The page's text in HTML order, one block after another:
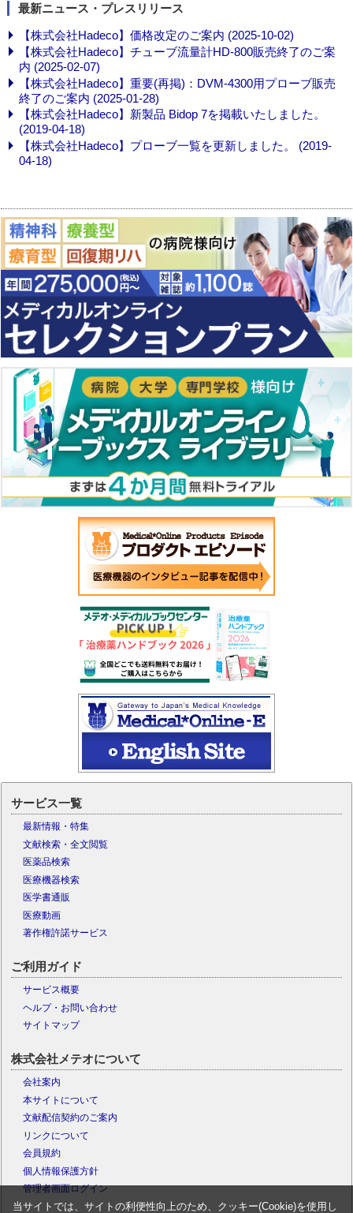
最新ニュース・プレスリリース
【株式会社Hadeco】価格改定のご案内 (2025-10-02)
【株式会社Hadeco】チューブ流量計HD-800販売終了のご案
内 (2025-02-07)
【株式会社Hadeco】重要(再掲)：DVM-4300用プローブ販売
終了のご案内 (2025-01-28)
【株式会社Hadeco】新製品 Bidop 7を掲載いたしました。
(2019-04-18)
【株式会社Hadeco】プローブ一覧を更新しました。 (2019-
04-18)
サービス一覧
最新情報・特集
文献検索・全文閲覧
医薬品検索
医療機器検索
医学書通販
医療動画
著作権許諾サービス
ご利用ガイド
サービス概要
ヘルプ・お問い合わせ
サイトマップ
株式会社メテオについて
会社案内
本サイトについて
文献配信契約のご案内
リンクについて
会員規約
個人情報保護方針
管理者画面ログイン
当サイトでは、サイトの利便性向上のため、クッキー(Cookie)を使用し